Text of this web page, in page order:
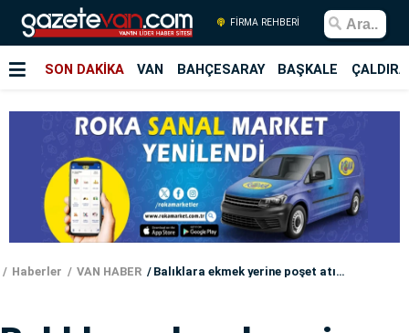
FİRMA REHBERİ
SON DAKİKA VAN BAHÇESARAY BAŞKALE
Haberler VAN HABER Balıklara ekmek yerine poşet atılmasına vatandaşlardan tepki